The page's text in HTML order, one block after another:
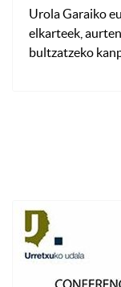
Urola Garaiko
elkarteek,
bultzatzeko